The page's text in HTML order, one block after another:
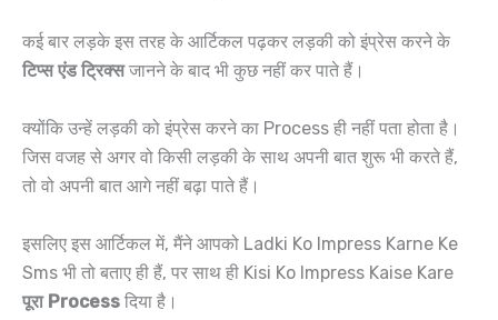
कई बार लड़के इस तरह के आर्टिकल पढ़कर लड़की को इंप्रेस करने के
टिप्स एंड ट्रिक्सजानने के बाद भी कुछ नहीं कर पाते हैं।
क्योंकि उन्हें लड़की को इंप्रेस करने का Process ही नहीं पता होता है।
जिस वजह से अगर वो किसी लड़की के साथ अपनी बात शुरू भी करते हैं,
तो वो अपनी बात आगे नहीं बढ़ा पाते हैं।
इसलिए इस आर्टिकल में, मैंने आपको Ladki Ko Impress Karne Ke
Sms भी तो बताए ही हैं, पर साथ ही Kisi Ko Impress Kaise Kare
पूरा Process दिया है।